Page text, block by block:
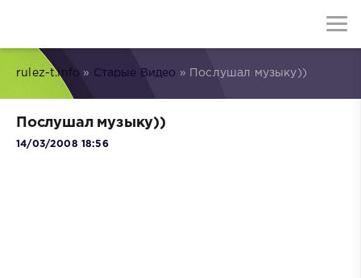
rulez-t.info » Старые Видео » Послушал музыку))
Послушал музыку))
14/03/2008 18:56